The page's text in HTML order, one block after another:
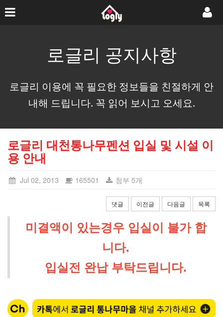
로글리 공지사항
로글리 이용에 꼭 필요한 정보들을 친절하게 안
내해 드립니다. 꼭 읽어 보시고 오세요.
로글리 대천통나무펜션 입실 및 시설 이
용 안내
Jul 02, 2013 165501 첨부 5개
댓글 이전글 다음글 목록
미결액이 있는경우 입실이 불가 합
니다.
입실전 완납 부탁드립니다.